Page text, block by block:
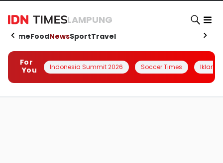
LAMPUNG
HomeFoodNewsSportTravel
For
You
Indonesia Summit 2026 Soccer Times Iklanin